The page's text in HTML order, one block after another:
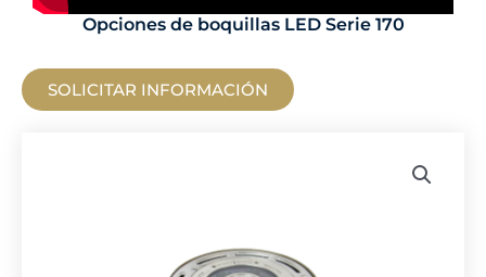
Opciones de boquillas LED Serie 170
SOLICITAR INFORMACIÓN